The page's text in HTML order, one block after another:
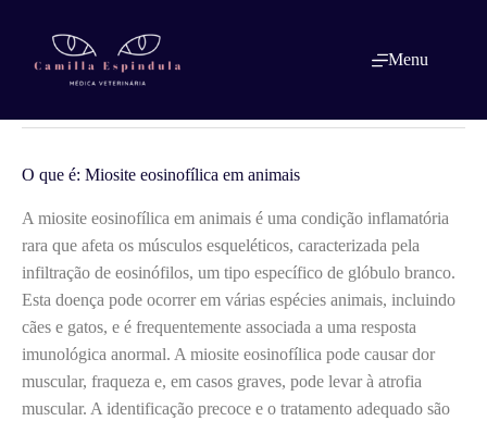
conteúdo
Menu
O que é: Miosite eosinofílica em
animais
O que é: Miosite eosinofílica em animais
A miosite eosinofílica em animais é uma condição inflamatória
rara que afeta os músculos esqueléticos, caracterizada pela
infiltração de eosinófilos, um tipo específico de glóbulo branco.
Esta doença pode ocorrer em várias espécies animais, incluindo
cães e gatos, e é frequentemente associada a uma resposta
imunológica anormal. A miosite eosinofílica pode causar dor
muscular, fraqueza e, em casos graves, pode levar à atrofia
muscular. A identificação precoce e o tratamento adequado são